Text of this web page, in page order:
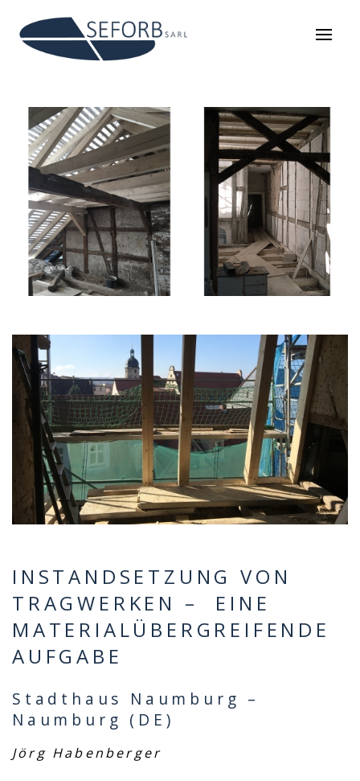
INSTANDSETZUNG VON
TRAGWERKEN – EINE
MATERIALÜBERGREIFENDE
AUFGABE
Stadthaus Naumburg –
Naumburg (DE)
Jörg Habenberger